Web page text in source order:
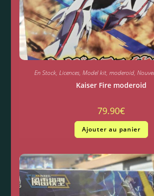
En Stock, Licences, Model kit, moderoid,
Kaiser Fire moderoid
79.90€
Ajouter au panier